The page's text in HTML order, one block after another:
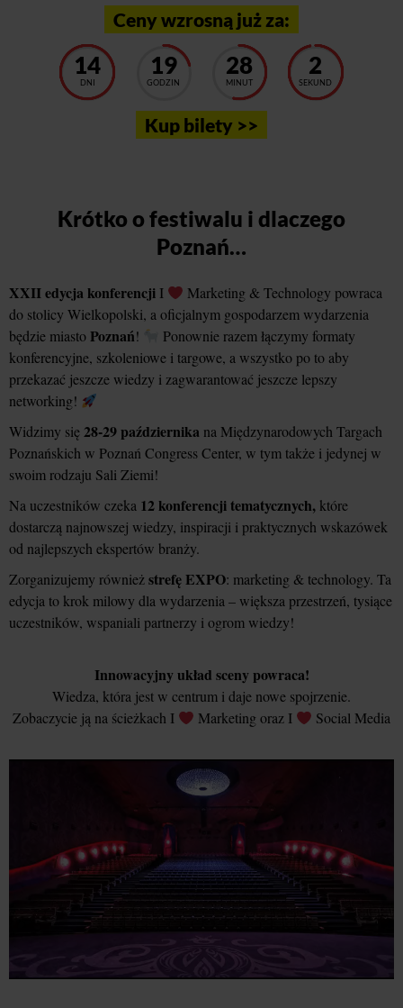
Ceny wzrosną już za:
14
DNI
19
GODZIN
27
MINUT
58
SEKUND
Kup bilety >>
Krótko o festiwalu i dlaczego
Poznań…
XXII edycja konferencji I
Marketing & Technology powraca
do stolicy Wielkopolski, a oficjalnym gospodarzem wydarzenia
będzie miasto Poznań!
Ponownie razem łączymy formaty
konferencyjne, szkoleniowe i targowe, a wszystko po to aby
przekazać jeszcze wiedzy i zagwarantować jeszcze lepszy
networking!
Widzimy się28-29 października na Międzynarodowych Targach
Poznańskich w Poznań Congress Center, w tym także i jedynej w
swoim rodzaju Sali Ziemi!
Na uczestników czeka 12 konferencji tematycznych, które
dostarczą najnowszej wiedzy, inspiracji i praktycznych wskazówek
od najlepszych ekspertów branży.
Zorganizujemy równieżstrefę EXPO: marketing & technology. Ta
edycja to krok milowy dla wydarzenia – większa przestrzeń, tysiące
uczestników, wspaniali partnerzy i ogrom wiedzy!
Innowacyjny układ sceny powraca!
Wiedza, która jest w centrum i daje nowe spojrzenie.
Zobaczycie ją na ścieżkach I
Marketing oraz I Social Media